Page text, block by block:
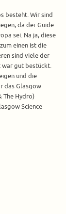
besteht. Wir sind
da der Guide
sei. Na ja, diese
einen ist die
sind viele der
war gut bestückt.
und die
das Glasgow
The Hydro)
Science